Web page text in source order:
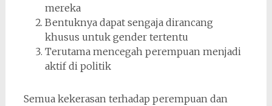
mereka
Bentuknya dapat sengaja dirancang
khusus untuk gender tertentu
Terutama mencegah perempuan menjadi
aktif di politik
Semua kekerasan terhadap perempuan dan